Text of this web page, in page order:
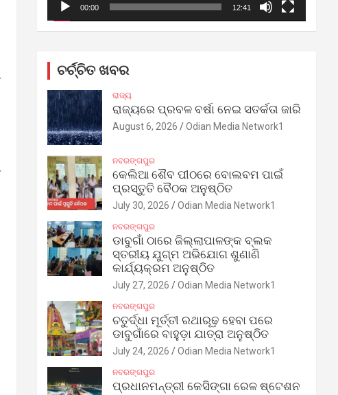
00:00 12:41
ଚର୍ଚ୍ଚିତ ଖବର
ରାଜ୍ୟ
ରାଜ୍ୟରେ ପ୍ରବଳ ବର୍ଷା ନେଇ ସତର୍କତା ଜାରି
August 6, 2026 Odian Media Network1
ନବରଙ୍ଗପୁର
କେଲିଆ ଶୈବ ପୀଠରେ ବୋଲବମ ପାଇଁ
ପ୍ରସ୍ତୁତି ବୈଠକ ଅନୁଷ୍ଠିତ
July 30, 2026 Odian Media Network1
ନବରଙ୍ଗପୁର
ଡାବୁଗାଁ ଠାରେ ଜିଲ୍ଲାପାଳଙ୍କ ବ୍ଲକ
ସ୍ତରୀୟ ଯୁଗ୍ମ ଅଭିଯୋଗ ଶୁଣାଣି
କାର୍ଯ୍ୟକ୍ରମ ଅନୁଷ୍ଠିତ
July 27, 2026 Odian Media Network1
ନବରଙ୍ଗପୁର
ଚତୁର୍ଦ୍ଧା ମୂର୍ତ୍ତୀ ରଥାରୂଢ଼ ହେବା ପରେ
ଡାବୁଗାଁରେ ବାହୁଡ଼ା ଯାତ୍ରା ଅନୁଷ୍ଠିତ
July 24, 2026 Odian Media Network1
ନବରଙ୍ଗପୁର
ପ୍ରଧାନମନ୍ତ୍ରୀ କେସିଙ୍ଗା ରେଳ ଷ୍ଟେଶନ